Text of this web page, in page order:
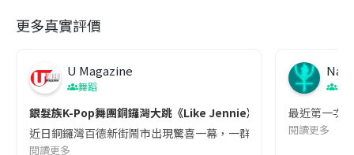
更多真實評價
U Magazine
舞蹈
銀髮族K-Pop舞團銅鑼灣大跳《Like Jennie》
近日銅鑼灣百德新街鬧市出現驚喜一幕，一群由香港聖公會西
閱讀更多
親
最近第一次
閱讀更多